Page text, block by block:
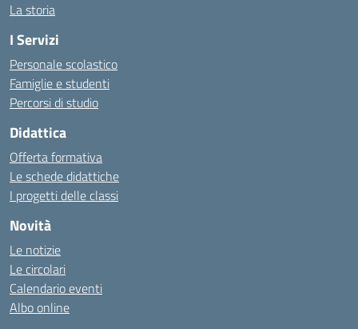
La storia
I Servizi
Personale scolastico
Famiglie e studenti
Percorsi di studio
Didattica
Offerta formativa
Le schede didattiche
I progetti delle classi
Novità
Le notizie
Le circolari
Calendario eventi
Albo online